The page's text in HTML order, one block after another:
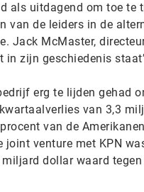
als uitdagend om toe te
van de leiders in de
Jack McMaster,
in zijn geschiedenis
erg te lijden gehad
van 3,3
van de
joint venture met KPN
dollar waard